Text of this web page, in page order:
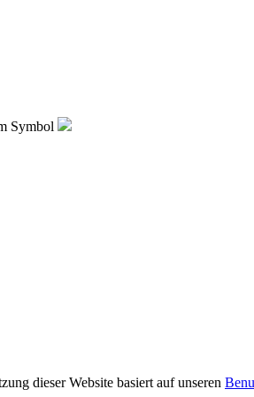
Symbol
dieser Website basiert auf unseren